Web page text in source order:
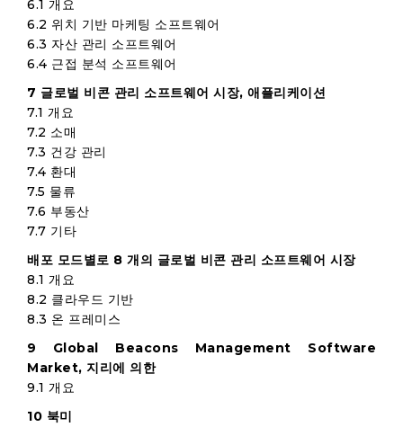
6.1 개요
6.2 위치 기반 마케팅 소프트웨어
6.3 자산 관리 소프트웨어
6.4 근접 분석 소프트웨어
7 글로벌 비콘 관리 소프트웨어 시장, 애플리케이션
7.1 개요
7.2 소매
7.3 건강 관리
7.4 환대
7.5 물류
7.6 부동산
7.7 기타
배포 모드별로 8 개의 글로벌 비콘 관리 소프트웨어 시장
8.1 개요
8.2 클라우드 기반
8.3 온 프레미스
9 Global Beacons Management Software
Market, 지리에 의한
9.1 개요
10 북미